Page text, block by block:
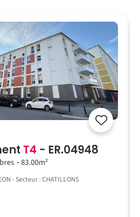
T4 - ER.04948
83.00m²
- Secteur : CHATILLONS